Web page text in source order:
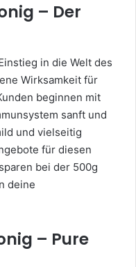
– Der
in die Welt des
Wirksamkeit für
beginnen mit
sanft und
und vielseitig
für diesen
bei der 500g
deine
– Pure